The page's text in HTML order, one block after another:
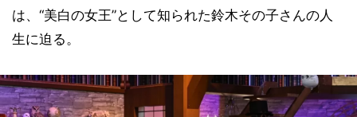
は、“美白の女王”として知られた鈴木その子さんの人
生に迫る。